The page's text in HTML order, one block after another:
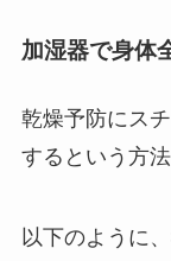
加湿器で身体
乾燥予防にス
するという方
以下のように